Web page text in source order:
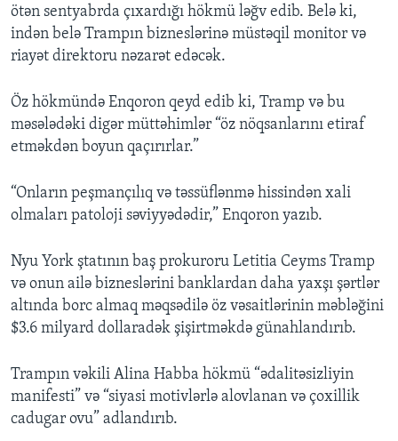
ötən sentyabrda çıxardığı hökmü ləğv edib. Belə ki,
indən belə Trampın bizneslərinə müstəqil monitor və
riayət direktoru nəzarət edəcək.
Öz hökmündə Enqoron qeyd edib ki, Tramp və bu
məsələdəki digər müttəhimlər “öz nöqsanlarını etiraf
etməkdən boyun qaçırırlar.”
“Onların peşmançılıq və təssüflənmə hissindən xali
olmaları patoloji səviyyədədir,” Enqoron yazıb.
Nyu York ştatının baş prokuroru Letitia Ceyms Tramp
və onun ailə bizneslərini banklardan daha yaxşı şərtlər
altında borc almaq məqsədilə öz vəsaitlərinin məbləğini
$3.6 milyard dollaradək şişirtməkdə günahlandırıb.
Trampın vəkili Alina Habba hökmü “ədalitəsizliyin
manifesti” və “siyasi motivlərlə alovlanan və çoxillik
cadugar ovu” adlandırıb.